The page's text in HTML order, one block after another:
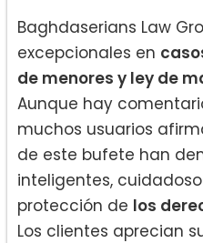
Baghdaserians Law
excepcionales en
de menores y ley de
Aunque hay
muchos usuarios
de este bufete han
inteligentes,
protección de los
Los clientes aprecian